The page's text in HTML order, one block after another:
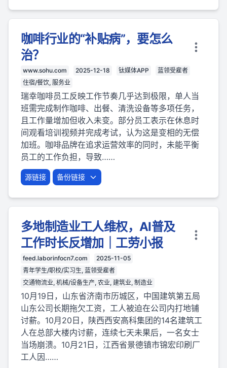
咖啡行业的“补贴病”，要怎么
治？
www.sohu.com 2025-12-18 钛媒体APP
蓝领受雇者
住宿/餐饮, 服务业
瑞幸咖啡员工反映工作节奏几乎达到极限，单人当
班需完成制作咖啡、出餐、清洗设备等多项任务，
且工作量增加但收入未变。部分员工表示在休息时
间观看培训视频并完成考试，认为这是变相的无偿
加班。咖啡品牌在追求运营效率的同时，未能平衡
员工的工作负担，导致……
源链接 备份链接
多地制造业工人维权，AI普及
工作时长反增加｜工劳小报
feed.laborinfocn7.com
2025-11-05
青年学生/职校/实习生, 蓝领受雇者
交通物流业, 机械/设备生产, 农业, 建筑业, 制造业
10月19日，山东省济南市历城区，中国建筑第五局
山东公司长期拖欠工资，工人被迫在公司内打地铺
讨薪。10月20日，陕西西安高科集团的14名建筑工
人在总部大楼内讨薪，连续七天未果后，一名女士
当场崩溃。10月21日，江西省景德镇市锦宏印刷厂
工人因……